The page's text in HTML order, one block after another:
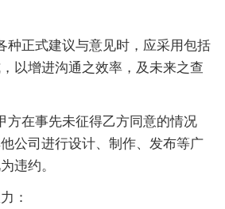
种正式建议与意见时，应采用包括
以增进沟通之效率，及未来之查
方在事先未征得乙方同意的情况
公司进行设计、制作、发布等广
违约。
：